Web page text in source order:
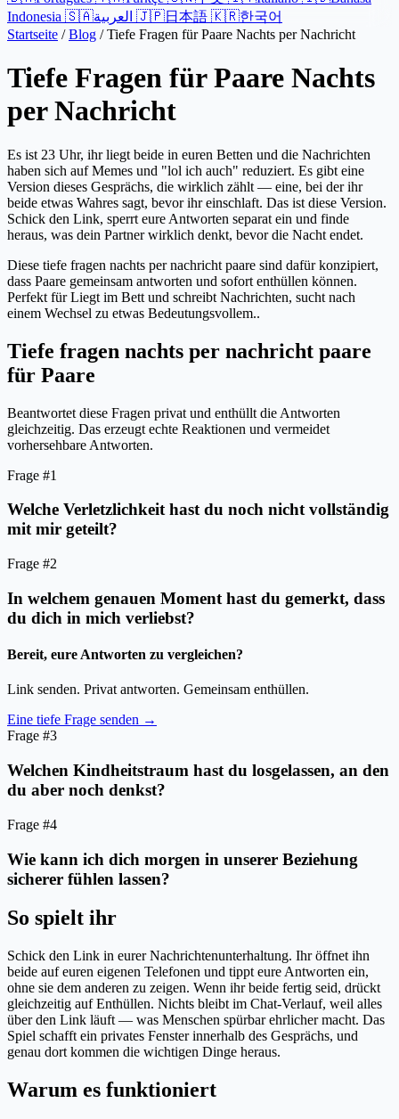
Indonesia 🇸🇦 🇯🇵日本語 🇰🇷한국어
Startseite / Blog / Tiefe Fragen für Paare Nachts per Nachricht
Tiefe Fragen für Paare Nachts
per Nachricht
Es ist 23 Uhr, ihr liegt beide in euren Betten und die Nachrichten
haben sich auf Memes und "lol ich auch" reduziert. Es gibt eine
Version dieses Gesprächs, die wirklich zählt — eine, bei der ihr
beide etwas Wahres sagt, bevor ihr einschlaft. Das ist diese Version.
Schick den Link, sperrt eure Antworten separat ein und finde
heraus, was dein Partner wirklich denkt, bevor die Nacht endet.
Diese tiefe fragen nachts per nachricht paare sind dafür konzipiert,
dass Paare gemeinsam antworten und sofort enthüllen können.
Perfekt für Liegt im Bett und schreibt Nachrichten, sucht nach
einem Wechsel zu etwas Bedeutungsvollem..
Tiefe fragen nachts per nachricht paare
für Paare
Beantwortet diese Fragen privat und enthüllt die Antworten
gleichzeitig. Das erzeugt echte Reaktionen und vermeidet
vorhersehbare Antworten.
Frage #1
Welche Verletzlichkeit hast du noch nicht vollständig
mit mir geteilt?
Frage #2
In welchem genauen Moment hast du gemerkt, dass
du dich in mich verliebst?
Bereit, eure Antworten zu vergleichen?
Link senden. Privat antworten. Gemeinsam enthüllen.
Eine tiefe Frage senden →
Frage #3
Welchen Kindheitstraum hast du losgelassen, an den
du aber noch denkst?
Frage #4
Wie kann ich dich morgen in unserer Beziehung
sicherer fühlen lassen?
So spielt ihr
Schick den Link in eurer Nachrichtenunterhaltung. Ihr öffnet ihn
beide auf euren eigenen Telefonen und tippt eure Antworten ein,
ohne sie dem anderen zu zeigen. Wenn ihr beide fertig seid, drückt
gleichzeitig auf Enthüllen. Nichts bleibt im Chat-Verlauf, weil alles
über den Link läuft — was Menschen spürbar ehrlicher macht. Das
Spiel schafft ein privates Fenster innerhalb des Gesprächs, und
genau dort kommen die wichtigen Dinge heraus.
Warum es funktioniert